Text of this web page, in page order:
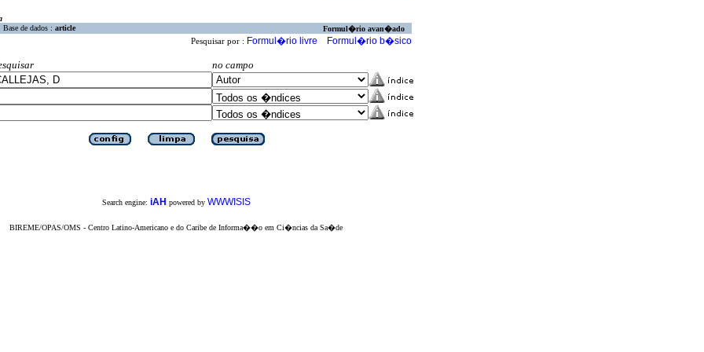
Base de dados : article Formul�rio avan�ado
Pesquisar por : Formul�rio livre Formul�rio b�sico
no campo
Search engine: iAH powered by WWWISIS
BIREME/OPAS/OMS - Centro Latino-Americano e do Caribe de Informa��o em Ci�ncias da Sa�de